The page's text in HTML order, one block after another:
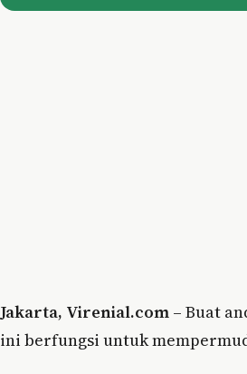
Jakarta, Virenial.com – Buat
ini berfungsi untuk